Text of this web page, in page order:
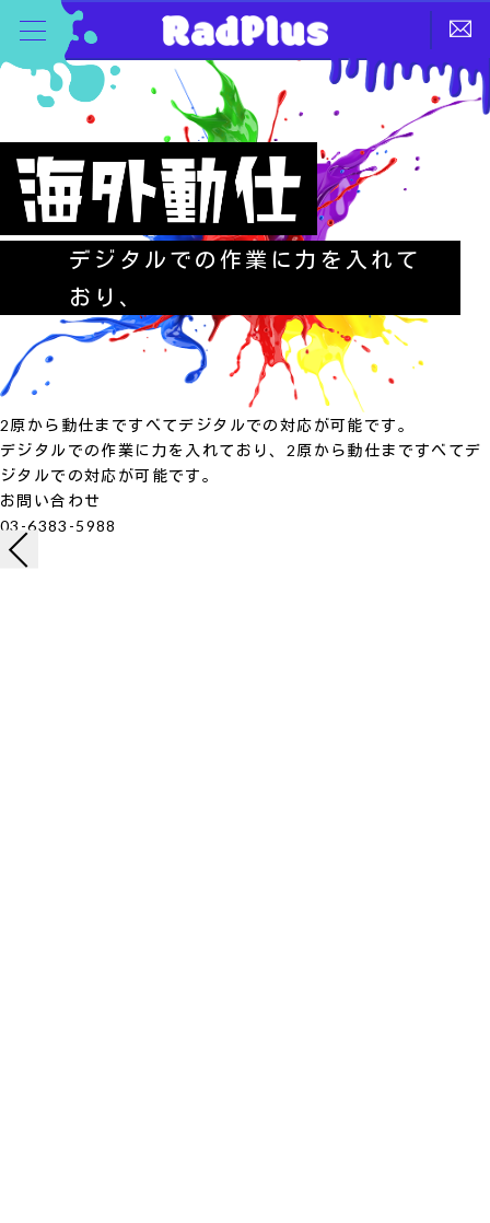
デジタルでの作業に力を入れて
おり、
2原から動仕まですべてデジタルでの対応が可能です。
デジタルでの作業に力を入れており、2原から動仕まですべてデ
ジタルでの対応が可能です。
お問い合わせ
03-6383-5988